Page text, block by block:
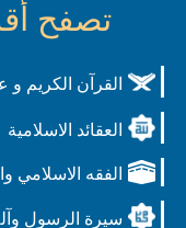
تصفح
القرآن الكريم و
العقائد الاسلامية
الفقه الاسلامي
سيرة الرسول